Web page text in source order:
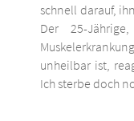
schnell darauf,
Der 25-
unheilbar ist,
Ich sterbe doch